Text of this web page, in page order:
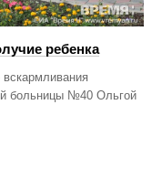
ребенка
больницы №40 Ольгой